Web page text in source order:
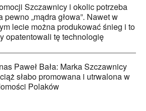
Szczawnicy i okolic potrzeba
pewno „mądra głowa”. Nawet w
lecie można produkować śnieg i to
opatentowali tę technologię
Paweł Bała: Marka Szczawnicy
słabo promowana i utrwalona w
Polaków